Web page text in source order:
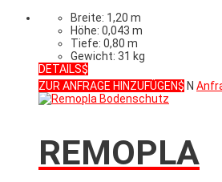
Breite: 1,20 m
Höhe: 0,043 m
Tiefe: 0,80 m
Gewicht: 31 kg
DETAILS
ZUR ANFRAGE HINZUFÜGEN
N
REMOPLA